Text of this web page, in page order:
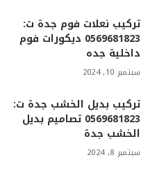
تركيب نعلات فوم جدة ت:
0569681823 ديكورات فوم
داخلية جده
سبتمبر 10, 2024
تركيب بديل الخشب جدة ت:
0569681823 تصاميم بديل
الخشب جدة
سبتمبر 8, 2024